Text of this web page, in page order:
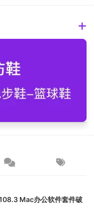
Mac办公软件套件破